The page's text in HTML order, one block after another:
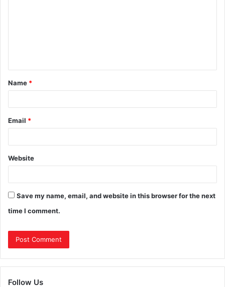
Name *
Email *
Website
Save my name, email, and website in this browser for the next
time I comment.
Follow Us